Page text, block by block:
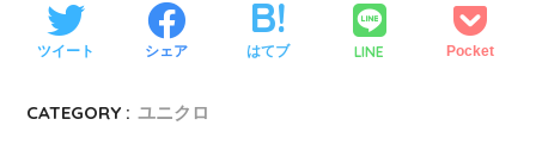
ツイート シェア はてブ LINE Pocket
CATEGORY : ユニクロ